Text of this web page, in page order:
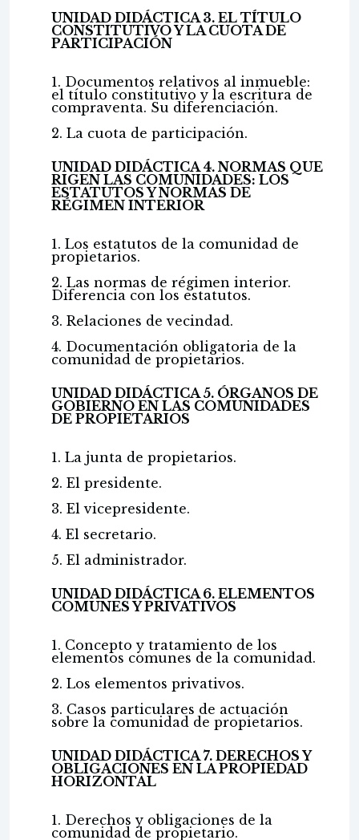
UNIDAD DIDÁCTICA 3. EL TÍTULO
CONSTITUTIVO Y LA CUOTA DE
PARTICIPACIÓN
1. Documentos relativos al inmueble:
el título constitutivo y la escritura de
compraventa. Su diferenciación.
2. La cuota de participación.
UNIDAD DIDÁCTICA 4. NORMAS QUE
RIGEN LAS COMUNIDADES: LOS
ESTATUTOS Y NORMAS DE
RÉGIMEN INTERIOR
1. Los estatutos de la comunidad de
propietarios.
2. Las normas de régimen interior.
Diferencia con los estatutos.
3. Relaciones de vecindad.
4. Documentación obligatoria de la
comunidad de propietarios.
UNIDAD DIDÁCTICA 5. ÓRGANOS DE
GOBIERNO EN LAS COMUNIDADES
DE PROPIETARIOS
1. La junta de propietarios.
2. El presidente.
3. El vicepresidente.
4. El secretario.
5. El administrador.
UNIDAD DIDÁCTICA 6. ELEMENTOS
COMUNES Y PRIVATIVOS
1. Concepto y tratamiento de los
elementos comunes de la comunidad.
2. Los elementos privativos.
3. Casos particulares de actuación
sobre la comunidad de propietarios.
UNIDAD DIDÁCTICA 7. DERECHOS Y
OBLIGACIONES EN LA PROPIEDAD
HORIZONTAL
1. Derechos y obligaciones de la
comunidad de propietario.